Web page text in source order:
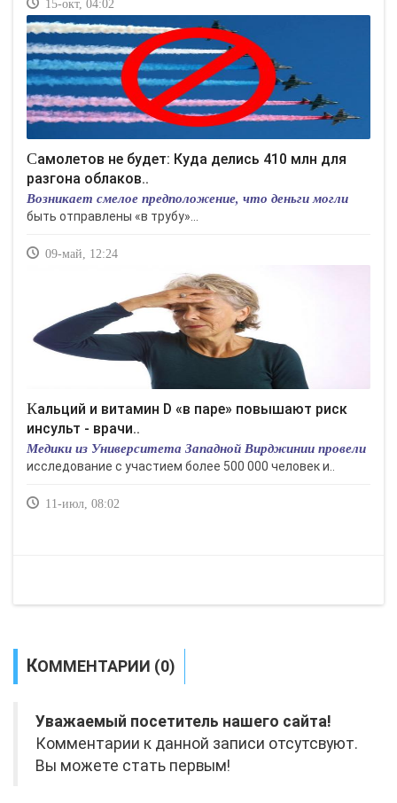
15-окт, 04:02
Самолетов не будет: Куда делись 410 млн для
разгона облаков..
Возникает смелое предположение, что деньги могли
быть отправлены «в трубу»...
09-май, 12:24
Кальций и витамин D «в паре» повышают риск
инсульт - врачи..
Медики из Университета Западной Вирджинии провели
исследование с участием более 500 000 человек и..
11-июл, 08:02
КОММЕНТАРИИ (0)
Уважаемый посетитель нашего сайта!
Комментарии к данной записи отсутсвуют.
Вы можете стать первым!